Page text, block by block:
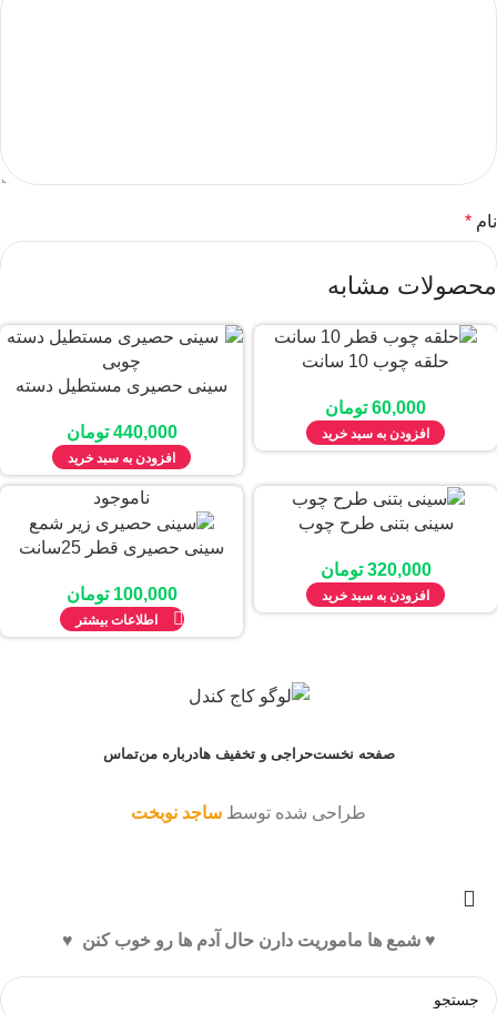
نام *
ایمیل*
ذخیره نام، ایمیل و وبسایت من در مرورگر برای زمانی که دوباره
دیدگاهی می‌نویسم.
محصولات مشابه
حلقه چوب 10 سانت
60,000 تومان
افزودن به سبد خرید
سینی حصیری مستطیل دسته
440,000 تومان
افزودن به سبد خرید
سینی بتنی طرح چوب
320,000 تومان
افزودن به سبد خرید
ناموجود
سینی حصیری قطر 25سانت
100,000 تومان
اطلاعات بیشتر
صفحه نخستحراجی و تخفیف هادرباره منتماس
طراحی شده توسط ساجد نوبخت
♥️ شمع ها ماموریت دارن حال آدم ها رو خوب کنن ♥️